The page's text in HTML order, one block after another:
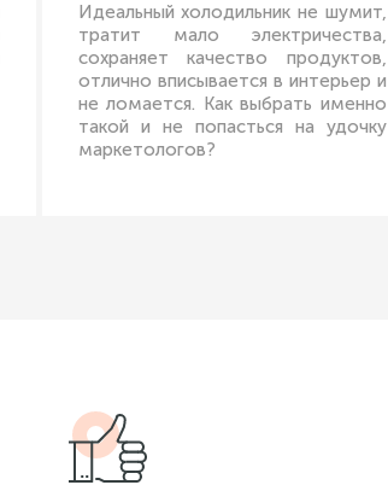
Идеальный холодильник не шумит,
тратит мало электричества,
сохраняет качество продуктов,
отлично вписывается в интерьер и
не ломается. Как выбрать именно
такой и не попасться на удочку
маркетологов?